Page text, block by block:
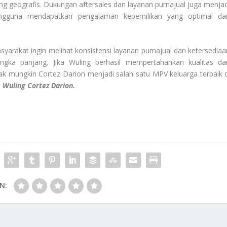
geografis. Dukungan aftersales dan layanan purnajual juga
mendapatkan pengalaman kepemilikan yang optimal
ingin melihat konsistensi layanan purnajual dan
panjang. Jika Wuling berhasil mempertahankan kualitas
mungkin Cortez Darion menjadi salah satu MPV keluarga terbaik
Wuling Cortez Darion.